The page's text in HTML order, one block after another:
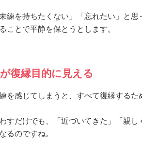
練を持ちたくない」「忘れたい」と
ことで平静を保とうとします。
復縁目的に見える
を感じてしまうと、すべて復縁するた
すだけでも、「近づいてきた」「親
るのですね。